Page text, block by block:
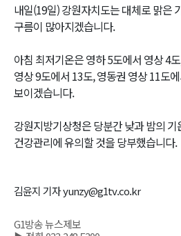
내일(19일) 강원자치도는 대체로 맑은
구름이 많아지겠습니다.
아침 최저기온은 영하 5도에서 영상 4
영상 9도에서 13도, 영동권 영상 11도
보이겠습니다.
강원지방기상청은 당분간 낮과 밤의
건강관리에 유의할 것을 당부했습니다.
김윤지 기자 yunzy@g1tv.co.kr
G1방송 뉴스제보